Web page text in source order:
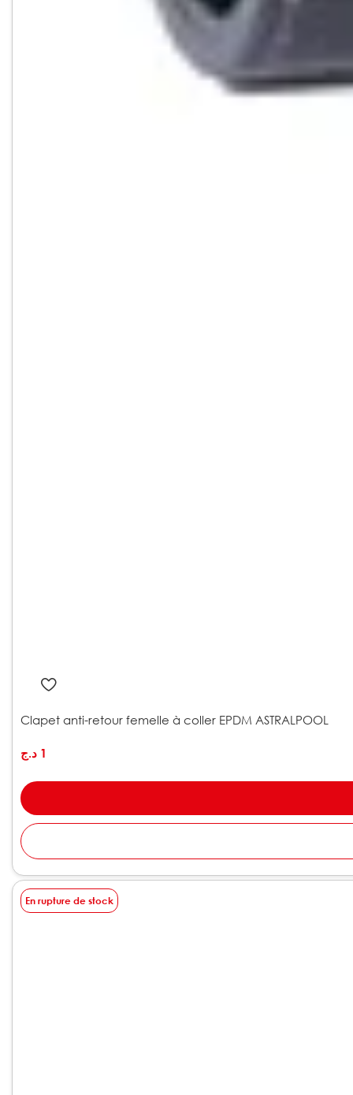
Clapet anti-retour femelle à coller EPDM ASTRALPOOL
1 د.ج
En rupture de stock